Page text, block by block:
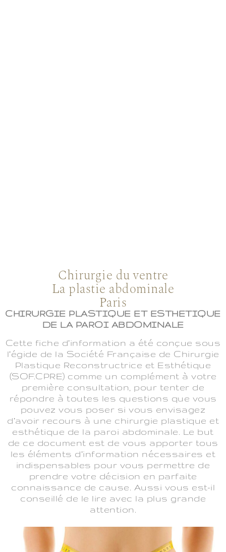
Chirurgie du ventre
La plastie abdominale
Paris
CHIRURGIE PLASTIQUE ET ESTHETIQUE
DE LA PAROI ABDOMINALE
Cette fiche d’information a été conçue sous
l’égide de la Société Française de Chirurgie
Plastique Reconstructrice et Esthétique
(SOF.CPRE) comme un complément à votre
première consultation, pour tenter de
répondre à toutes les questions que vous
pouvez vous poser si vous envisagez
d’avoir recours à une chirurgie plastique et
esthétique de la paroi abdominale. Le but
de ce document est de vous apporter tous
les éléments d’information nécessaires et
indispensables pour vous permettre de
prendre votre décision en parfaite
connaissance de cause. Aussi vous est-il
conseillé de le lire avec la plus grande
attention.